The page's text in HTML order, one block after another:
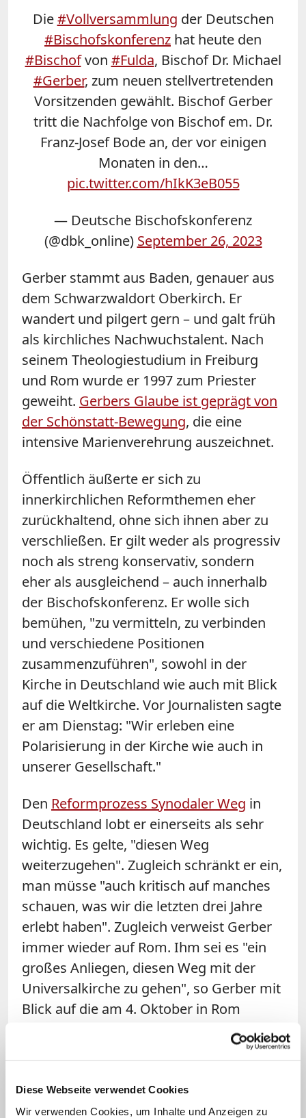
Diese Webseite verwendet Cookies
Wir verwenden Cookies, um Inhalte und Anzeigen zu
Die#Vollversammlung der Deutschen
#Bischofskonferenz hat heute den
#Bischofvon #Fulda, Bischof Dr. Michael
#Gerber, zum neuen stellvertretenden
Vorsitzenden gewählt. Bischof Gerber
tritt die Nachfolge von Bischof em. Dr.
Franz-Josef Bode an, der vor einigen
Monaten in den…
pic.twitter.com/hIkK3eB055
— Deutsche Bischofskonferenz
(@dbk_online) September 26, 2023
Gerber stammt aus Baden, genauer aus
dem Schwarzwaldort Oberkirch. Er
wandert und pilgert gern – und galt früh
als kirchliches Nachwuchstalent. Nach
seinem Theologiestudium in Freiburg
und Rom wurde er 1997 zum Priester
geweiht. Gerbers Glaube ist geprägt von
der Schönstatt-Bewegung, die eine
intensive Marienverehrung auszeichnet.
Öffentlich äußerte er sich zu
innerkirchlichen Reformthemen eher
zurückhaltend, ohne sich ihnen aber zu
verschließen. Er gilt weder als progressiv
noch als streng konservativ, sondern
eher als ausgleichend – auch innerhalb
der Bischofskonferenz. Er wolle sich
bemühen, "zu vermitteln, zu verbinden
und verschiedene Positionen
zusammenzuführen", sowohl in der
Kirche in Deutschland wie auch mit Blick
auf die Weltkirche. Vor Journalisten sagte
er am Dienstag: "Wir erleben eine
Polarisierung in der Kirche wie auch in
unserer Gesellschaft."
Den Reformprozess Synodaler Weg in
Deutschland lobt er einerseits als sehr
wichtig. Es gelte, "diesen Weg
weiterzugehen". Zugleich schränkt er ein,
man müsse "auch kritisch auf manches
schauen, was wir die letzten drei Jahre
erlebt haben". Zugleich verweist Gerber
immer wieder auf Rom. Ihm sei es "ein
großes Anliegen, diesen Weg mit der
Universalkirche zu gehen", so Gerber mit
Blick auf die am 4. Oktober in Rom